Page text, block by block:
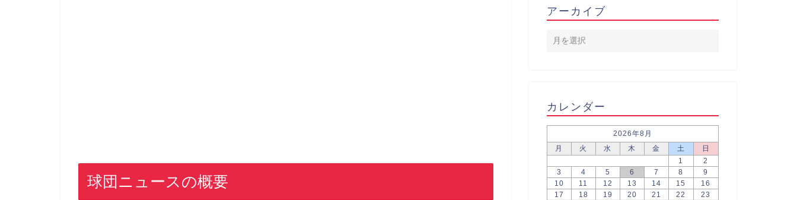
球団ニュースの概要
アーカイブ
カレンダー
2026年8月
月
火 水 木 金 土
日
1
2
3
4 5 6 7 8
9
10
11 12 13 14 15
16
17
18 19 20 21 22
23